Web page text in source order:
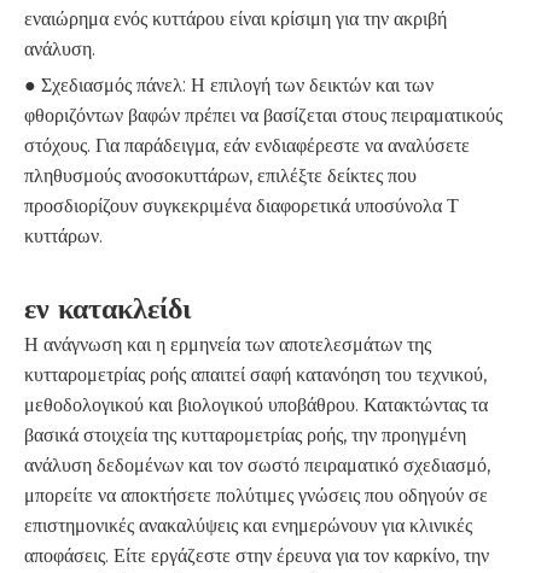
εναιώρημα ενός κυττάρου είναι κρίσιμη για την ακριβή
ανάλυση.
● Σχεδιασμός πάνελ: Η επιλογή των δεικτών και των
φθοριζόντων βαφών πρέπει να βασίζεται στους πειραματικούς
στόχους. Για παράδειγμα, εάν ενδιαφέρεστε να αναλύσετε
πληθυσμούς ανοσοκυττάρων, επιλέξτε δείκτες που
προσδιορίζουν συγκεκριμένα διαφορετικά υποσύνολα Τ
κυττάρων.
εν κατακλείδι
Η ανάγνωση και η ερμηνεία των αποτελεσμάτων της
κυτταρομετρίας ροής απαιτεί σαφή κατανόηση του τεχνικού,
μεθοδολογικού και βιολογικού υποβάθρου. Κατακτώντας τα
βασικά στοιχεία της κυτταρομετρίας ροής, την προηγμένη
ανάλυση δεδομένων και τον σωστό πειραματικό σχεδιασμό,
μπορείτε να αποκτήσετε πολύτιμες γνώσεις που οδηγούν σε
επιστημονικές ανακαλύψεις και ενημερώνουν για κλινικές
αποφάσεις. Είτε εργάζεστε στην έρευνα για τον καρκίνο, την